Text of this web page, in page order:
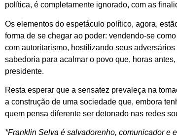
política, é completamente ignorado, com as
Os elementos do espetáculo político, agora,
forma de se chegar ao poder: vendendo-se
com autoritarismo, hostilizando seus
sabedoria para acalmar o povo que, horas
presidente.
Resta esperar que a sensatez prevaleça na
a construção de uma sociedade que, embora
quem pensa diferente ser detonado nas redes
*Franklin Selva é salvadorenho, comunicador e